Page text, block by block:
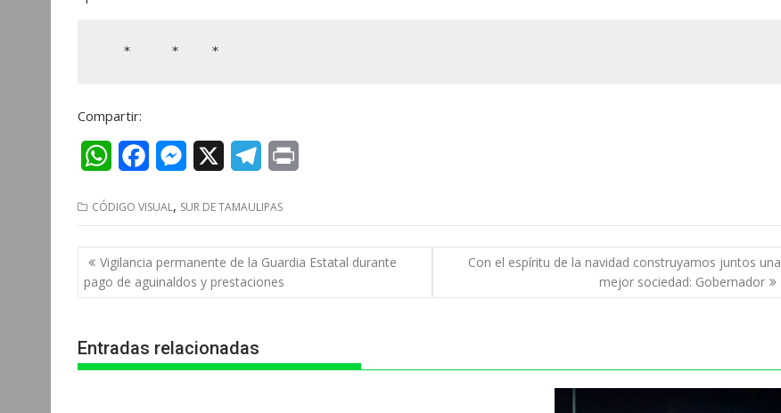
   *     *    *
Compartir:
W
a
t
s
p
c
e
b
k
s
s
e
e
l
e
g
m
n
CÓDIGO VISUAL, SUR DE TAMAULIPAS
Navegación
de
entradas
Vigilancia permanente de la Guardia Estatal durante
pago de aguinaldos y prestaciones
Con el espíritu de la navidad construyamos juntos una
mejor sociedad: Gobernador
Entradas relacionadas